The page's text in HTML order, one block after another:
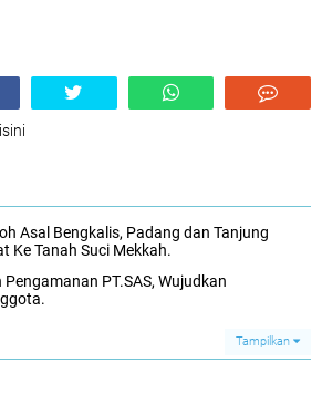
Asal Bengkalis, Padang dan Tanjung
Ke Tanah Suci Mekkah.
PT.SAS, Wujudkan
Tampilkan